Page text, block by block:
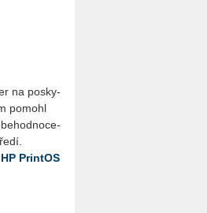
na po­sky­
po­mohl
HP Prin­tOS